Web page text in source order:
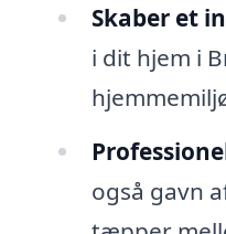
Skaber et
i dit hjem i
også gavn